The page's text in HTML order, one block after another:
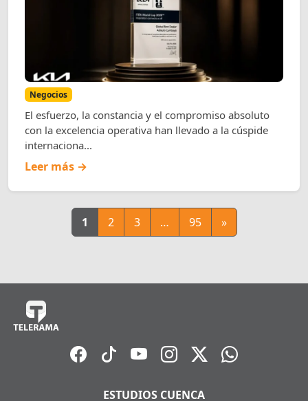
Negocios
El esfuerzo, la constancia y el compromiso absoluto
con la excelencia operativa han llevado a la cúspide
internaciona...
Leer más →
1 2 3 … 95 »
ESTUDIOS CUENCA